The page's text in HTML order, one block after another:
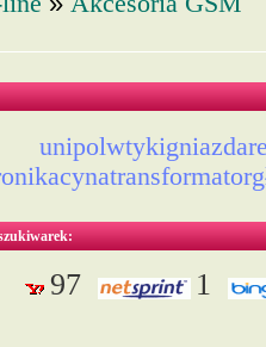
97 1